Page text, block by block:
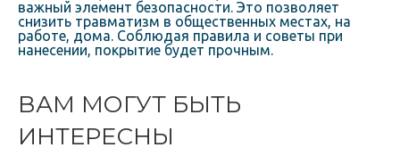
важный элемент безопасности. Это позволяет
снизить травматизм в общественных местах, на
работе, дома. Соблюдая правила и советы при
нанесении, покрытие будет прочным.
ВАМ МОГУТ БЫТЬ
ИНТЕРЕСНЫ